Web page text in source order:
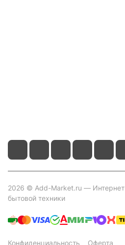
2026 © Add-Market.ru —
бытовой техники
Конфиденциальность Оферта